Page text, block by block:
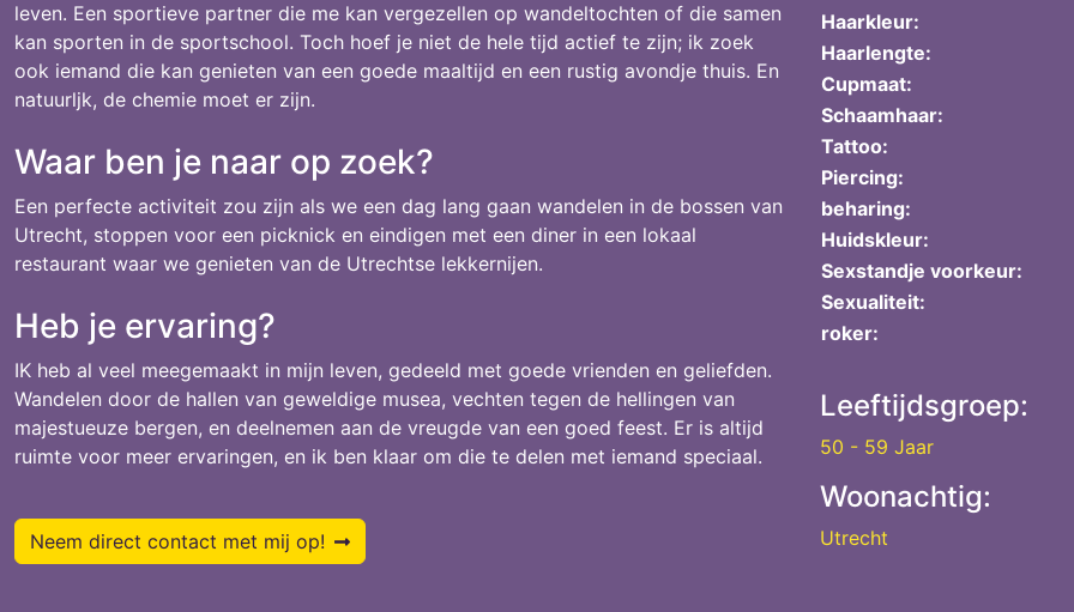
leven. Een sportieve partner die me kan vergezellen op wandeltochten of die samen
kan sporten in de sportschool. Toch hoef je niet de hele tijd actief te zijn; ik zoek
ook iemand die kan genieten van een goede maaltijd en een rustig avondje thuis. En
natuurljk, de chemie moet er zijn.
Waar ben je naar op zoek?
Een perfecte activiteit zou zijn als we een dag lang gaan wandelen in de bossen van
Utrecht, stoppen voor een picknick en eindigen met een diner in een lokaal
restaurant waar we genieten van de Utrechtse lekkernijen.
Heb je ervaring?
IK heb al veel meegemaakt in mijn leven, gedeeld met goede vrienden en geliefden.
Wandelen door de hallen van geweldige musea, vechten tegen de hellingen van
majestueuze bergen, en deelnemen aan de vreugde van een goed feest. Er is altijd
ruimte voor meer ervaringen, en ik ben klaar om die te delen met iemand speciaal.
Neem direct contact met mij op!
Haarkleur:
Haarlengte:
Cupmaat:
Schaamhaar:
Tattoo:
Piercing:
beharing:
Huidskleur:
Sexstandje voorkeur:
Sexualiteit:
roker:
Leeftijdsgroep:
50 - 59 Jaar
Woonachtig:
Utrecht